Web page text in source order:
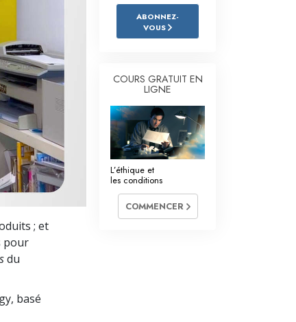
L’échelle des tons émotionnels
Réponses aux drogues
Les enfants
Des outils pour le monde du travail
L’éthique et les conditions
La raison de l’oppression
Les investigations
Les fondements de l’organisation
; et
pour
du
basé
ABONNEZ-
VOUS
COURS GRATUIT EN
LIGNE
L’éthique et
les conditions
COMMENCER